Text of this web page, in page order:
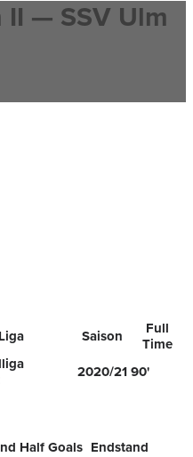
II — SSV Ulm
Liga Saison
Full
Time
2020/21 90'
Half Goals Endstand